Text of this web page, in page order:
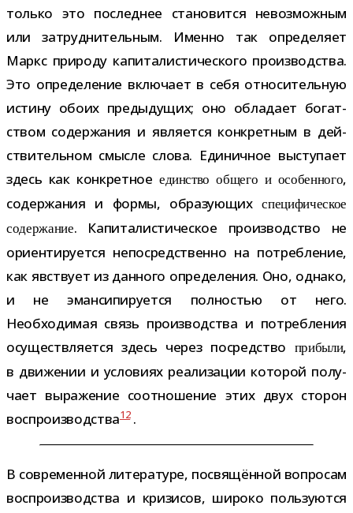
только это послед­нее ста­но­вится невоз­мож­ным
или затруд­ни­тель­ным. Именно так опре­де­ляет
Маркс при­роду капи­та­ли­сти­че­ского про­из­вод­ства.
Это опре­де­ле­ние вклю­чает в себя отно­си­тель­ную
истину обоих преды­ду­щих; оно обла­дает богат­
ством содер­жа­ния и явля­ется кон­крет­ным в дей­
стви­тель­ном смысле слова. Единичное высту­пает
здесь как кон­крет­ное един­ство общего и осо­бен­ного,
содер­жа­ния и формы, обра­зу­ю­щихспе­ци­фи­че­ское
содер­жа­ние. Капиталистическое про­из­вод­ство не
ори­ен­ти­ру­ется непо­сред­ственно на потреб­ле­ние,
как явствует из дан­ного опре­де­ле­ния. Оно, однако,
и не эман­си­пи­ру­ется пол­но­стью от него.
Необходимая связь про­из­вод­ства и потреб­ле­ния
осу­ществ­ля­ется здесь через посред­ство
при­были,
в дви­же­нии и усло­виях реа­ли­за­ции кото­рой полу­
чает выра­же­ние соот­но­ше­ние этих двух сто­рон
вос­про­из­вод­ства12.
В совре­мен­ной лите­ра­туре, посвя­щён­ной вопро­сам
вос­про­из­вод­ства и кри­зи­сов, широко поль­зу­ются